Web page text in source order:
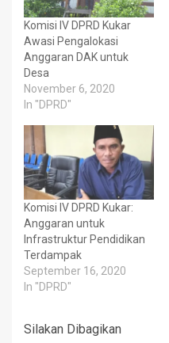
Komisi IV DPRD Kukar
Awasi Pengalokasi
Anggaran DAK untuk
Desa
November 6, 2020
In "DPRD"
Komisi IV DPRD Kukar:
Anggaran untuk
Infrastruktur Pendidikan
Terdampak
September 16, 2020
In "DPRD"
Silakan Dibagikan